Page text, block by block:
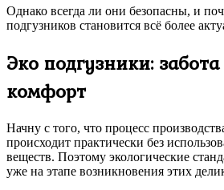
Однако всегда ли они безопасны, и
подгузников становится всё более
Эко подгузники:
комфорт
Начну с того, что процесс
происходит практически без
веществ. Поэтому экологические
уже на этапе возникновения этих